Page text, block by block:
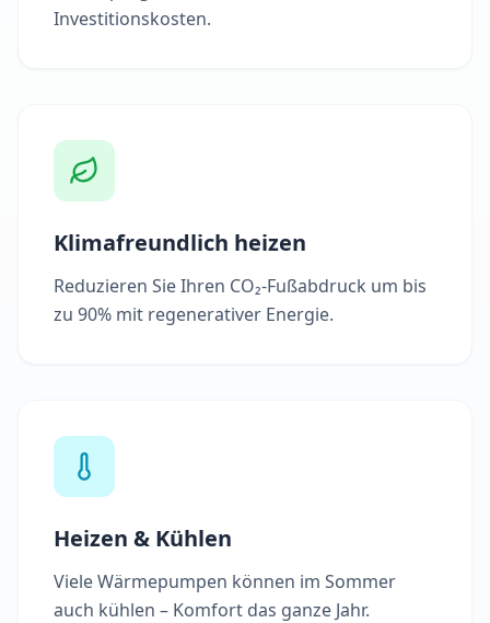
Investitionskosten.
Klimafreundlich heizen
Reduzieren Sie Ihren CO₂-Fußabdruck um bis
zu 90% mit regenerativer Energie.
Heizen & Kühlen
Viele Wärmepumpen können im Sommer
auch kühlen – Komfort das ganze Jahr.